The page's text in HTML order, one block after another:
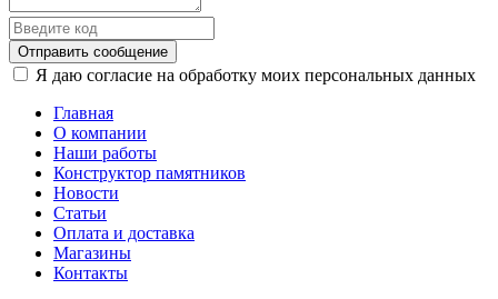
Отправить сообщение
Я даю согласие на обработку моих персональных данных
Главная
О компании
Наши работы
Конструктор памятников
Новости
Статьи
Оплата и доставка
Магазины
Контакты